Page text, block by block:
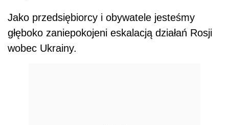
Jako przedsiębiorcy i obywatele jesteśmy
głęboko zaniepokojeni eskalacją działań Rosji
wobec Ukrainy.